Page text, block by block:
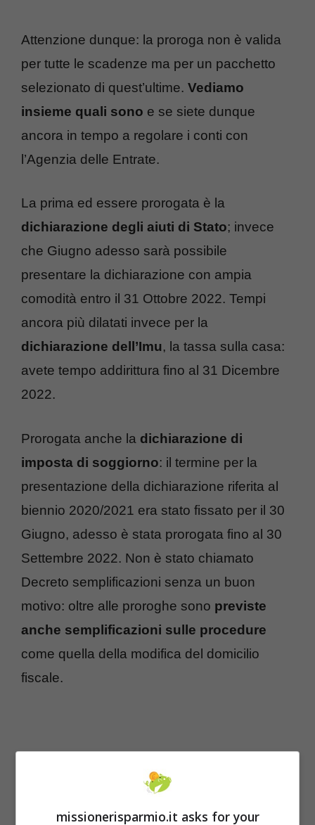
Attenzione dunque: la proroga non è valida
per tutte le scadenze ma per un pacchetto
selezionato di quest’ultime. Vediamo
insieme quali sono e se siete dunque
ancora in tempo a regolare i conti con
l’Agenzia delle Entrate.
La prima ed essere prorogata è la
dichiarazione degli aiuti di Stato; invece
che Giugno adesso sarà possibile
presentare la dichiarazione con ampia
comodità entro il 31 Ottobre 2022. Tempi
ancora più dilatati invece per la
dichiarazione dell’Imu, la tassa sulla casa:
avete tempo addirittura fino al 31 Dicembre
2022.
Prorogata anche la dichiarazione di
imposta di soggiorno: il termine per la
presentazione della dichiarazione riferita al
biennio 2020/2021 era stato fissato per il 30
Giugno, adesso è stata prorogata fino al 30
Settembre 2022. Non è stato chiamato
Decreto semplificazioni senza un buon
motivo: oltre alle proroghe sono previste
anche semplificazioni sulle procedure
come quella della modifica del domicilio
fiscale.
missionerisparmio.it asks for your